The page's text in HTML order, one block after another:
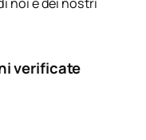
verificate